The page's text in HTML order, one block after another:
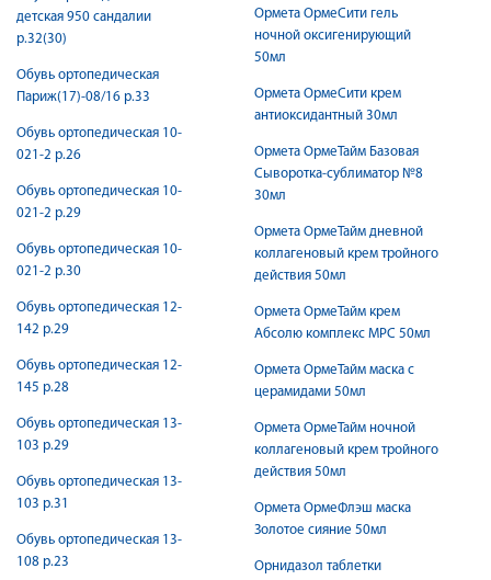
детская 950 сандалии
р.32(30)
Обувь ортопедическая
Париж(17)-08/16 р.33
Обувь ортопедическая 10-
021-2 р.26
Обувь ортопедическая 10-
021-2 р.29
Обувь ортопедическая 10-
021-2 р.30
Обувь ортопедическая 12-
142 р.29
Обувь ортопедическая 12-
145 р.28
Обувь ортопедическая 13-
103 р.29
Обувь ортопедическая 13-
103 р.31
Обувь ортопедическая 13-
108 р.23
Ормета ОрмеСити гель
ночной оксигенирующий
50мл
Ормета ОрмеСити крем
антиоксидантный 30мл
Ормета ОрмеТайм Базовая
Сыворотка-сублиматор №8
30мл
Ормета ОрмеТайм дневной
коллагеновый крем тройного
действия 50мл
Ормета ОрмеТайм крем
Абсолю комплекс МРС 50мл
Ормета ОрмеТайм маска с
церамидами 50мл
Ормета ОрмеТайм ночной
коллагеновый крем тройного
действия 50мл
Ормета ОрмеФлэш маска
Золотое сияние 50мл
Орнидазол таблетки